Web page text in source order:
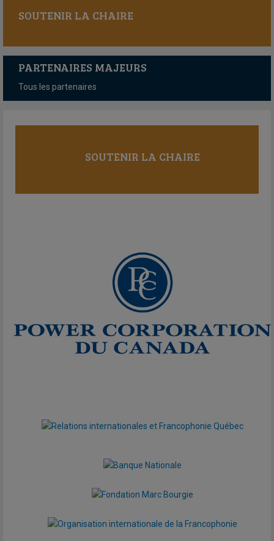
SOUTENIR LA CHAIRE
PARTENAIRES MAJEURS
Tous les partenaires
SOUTENIR LA CHAIRE